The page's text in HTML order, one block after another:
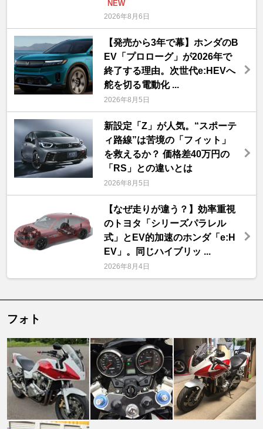
NEW
2026年8月6日
【発売から3年で幕】ホンダのB
EV「プロローグ」が2026年で
終了する理由。次世代e:HEVへ
舵を切る電動化 ...
2026年8月5日
新設定「Z」が人気。“スポーテ
ィ路線”は苦境の「フィット」
を救えるか？ 価格差40万円の
「RS」との違いとは
2026年8月5日
【なぜ走りが違う？】効率重視
のトヨタ「シリーズパラレル
式」とEV的加速のホンダ「e:H
EV」。同じハイブリッ ...
2026年8月4日
フォト